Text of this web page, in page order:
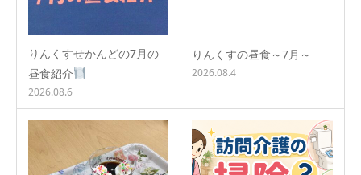
りんくすせかんどの7月の
昼食紹介
2026.08.6
りんくすの昼食～7月～
2026.08.4